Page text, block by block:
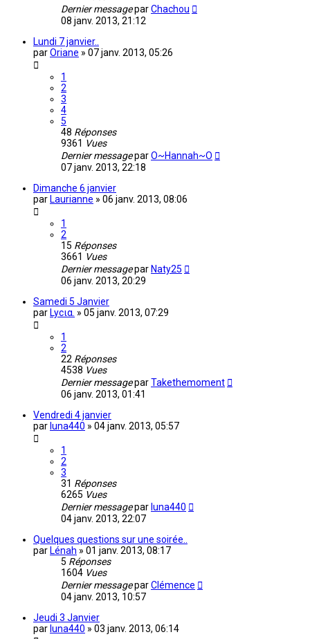
Dernier messageparChachou
08 janv. 2013, 21:12
Lundi 7 janvier..
parOriane » 07 janv. 2013, 05:26
1
2
3
4
5
48 Réponses
9361 Vues
Dernier messageparO~Hannah~O
07 janv. 2013, 22:18
Dimanche 6 janvier
par Laurianne » 06 janv. 2013, 08:06
1
2
15 Réponses
3661 Vues
Dernier messagepar Naty25
06 janv. 2013, 20:29
Samedi 5 Janvier
par Lycια. » 05 janv. 2013, 07:29
1
2
22 Réponses
4538 Vues
Dernier messageparTakethemoment
06 janv. 2013, 01:41
Vendredi 4 janvier
par luna440 » 04 janv. 2013, 05:57
1
2
3
31 Réponses
6265 Vues
Dernier messagepar luna440
04 janv. 2013, 22:07
Quelques questions sur une soirée..
par Lénah » 01 janv. 2013, 08:17
5 Réponses
1604 Vues
Dernier messageparClémence
04 janv. 2013, 10:57
Jeudi 3 Janvier
par luna440 » 03 janv. 2013, 06:14